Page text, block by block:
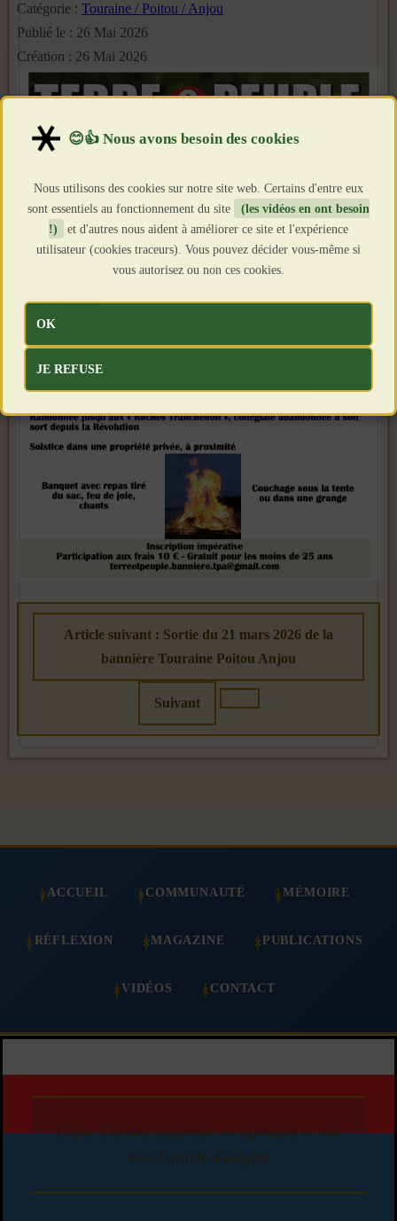
Catégorie : Touraine / Poitou / Anjou
Publié le : 26 Mai 2026
Création : 26 Mai 2026
Article suivant : Sortie du 21 mars 2026 de la
bannière Touraine Poitou Anjou
Suivant
ACCUEIL COMMUNAUTÉ MÉMOIRE
RÉFLEXION MAGAZINE PUBLICATIONS
VIDÉOS CONTACT
Copie d'article autorisée en affichant le lien
vers l'article d'origine
Nous utilisons des cookies sur notre site web. Certains d'entre eux
sont essentiels au fonctionnement du site
(les vidéos en ont besoin
!)
et d'autres nous aident à améliorer ce site et l'expérience
utilisateur (cookies traceurs). Vous pouvez décider vous-même si
vous autorisez ou non ces cookies.
OK
JE REFUSE